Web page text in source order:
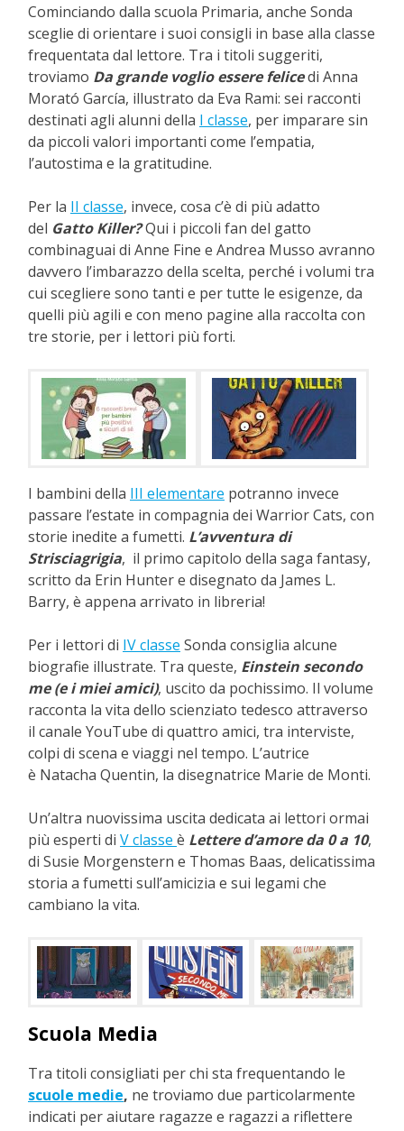
Cominciando dalla scuola Primaria, anche Sonda
sceglie di orientare i suoi consigli in base alla classe
frequentata dal lettore. Tra i titoli suggeriti,
troviamo Da grande voglio essere felicedi Anna
Morató García, illustrato da Eva Rami: sei racconti
destinati agli alunni della I classe, per imparare sin
da piccoli valori importanti come l’empatia,
l’autostima e la gratitudine.
Per la II classe, invece, cosa c’è di più adatto
del Gatto Killer?Qui i piccoli fan del gatto
combinaguai di Anne Fine e Andrea Musso avranno
davvero l’imbarazzo della scelta, perché i volumi tra
cui scegliere sono tanti e per tutte le esigenze, da
quelli più agili e con meno pagine alla raccolta con
tre storie, per i lettori più forti.
I bambini della III elementare potranno invece
passare l’estate in compagnia dei Warrior Cats, con
storie inedite a fumetti. L’avventura di
Strisciagrigia, il primo capitolo della saga fantasy,
scritto da Erin Hunter e disegnato da James L.
Barry, è appena arrivato in libreria!
Per i lettori di IV classe Sonda consiglia alcune
biografie illustrate. Tra queste, Einstein secondo
me(e i miei amici), uscito da pochissimo. Il volume
racconta la vita dello scienziato tedesco attraverso
il canale YouTube di quattro amici, tra interviste,
colpi di scena e viaggi nel tempo. L’autrice
è Natacha Quentin, la disegnatrice Marie de Monti.
Un’altra nuovissima uscita dedicata ai lettori ormai
più esperti di V classe è Lettere d’amore da 0 a 10,
di Susie Morgenstern e Thomas Baas, delicatissima
storia a fumetti sull’amicizia e sui legami che
cambiano la vita.
Scuola Media
Tra titoli consigliati per chi sta frequentando le
scuole medie, ne troviamo due particolarmente
indicati per aiutare ragazze e ragazzi a riflettere